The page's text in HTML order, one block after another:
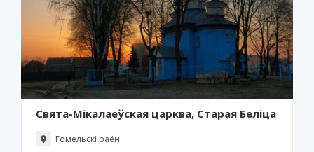
Свята-Мікалаеўская царква, Старая Беліца
Гомельскі раён